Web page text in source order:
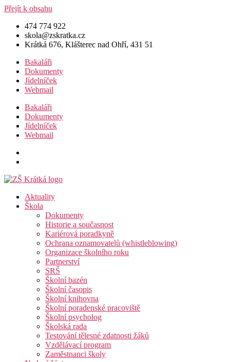
Přejít k obsahu
474 774 922
skola@zskratka.cz
Krátká 676, Klášterec nad Ohří, 431 51
Bakaláři
Dokumenty
Jídelníček
Webmail
Bakaláři
Dokumenty
Jídelníček
Webmail
Aktuality
Škola
Dokumenty
Historie a současnost
Kariérová poradkyně
Ochrana oznamovatelů (whistleblowing)
Organizace školního roku
Partnerství
SRŠ
Školní bazén
Školní časopis
Školní knihovna
Školní poradenské pracoviště
Školní psycholog
Školská rada
Testování tělesné zdatnosti žáků
Vzdělávací program
Zaměstnanci školy